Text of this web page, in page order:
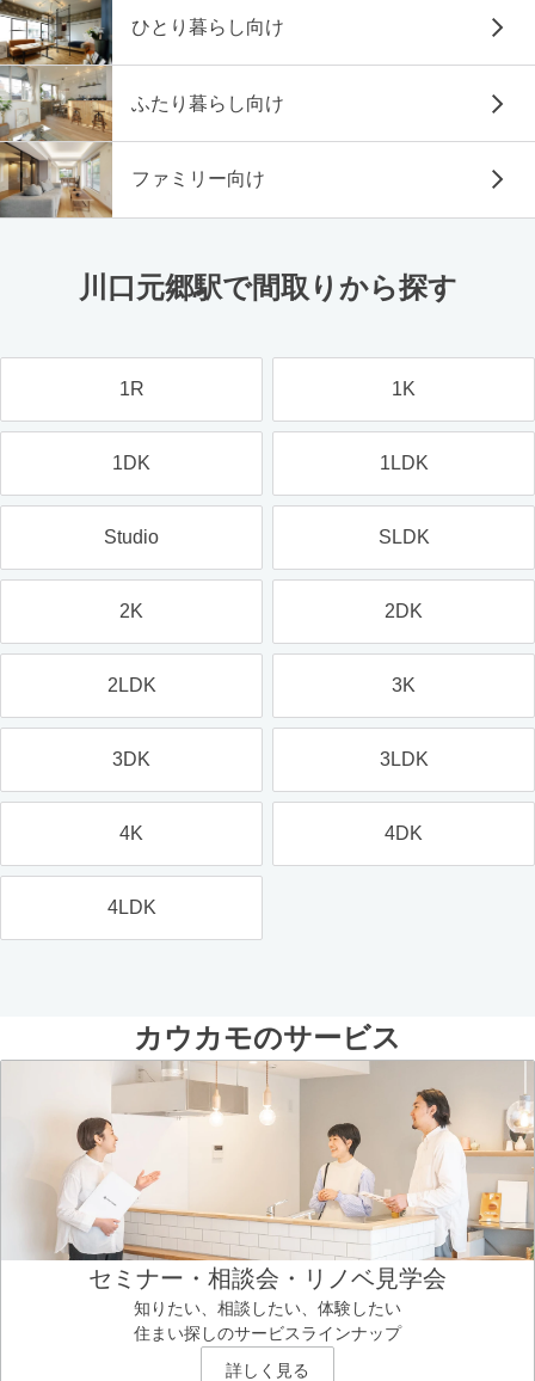
ひとり暮らし向け
ふたり暮らし向け
ファミリー向け
川口元郷駅で間取りから探す
1R 1K
1DK 1LDK
Studio SLDK
2K 2DK
2LDK 3K
3DK 3LDK
4K 4DK
4LDK
カウカモのサービス
セミナー・相談会・リノベ見学会
知りたい、相談したい、体験したい
住まい探しのサービスラインナップ
詳しく見る